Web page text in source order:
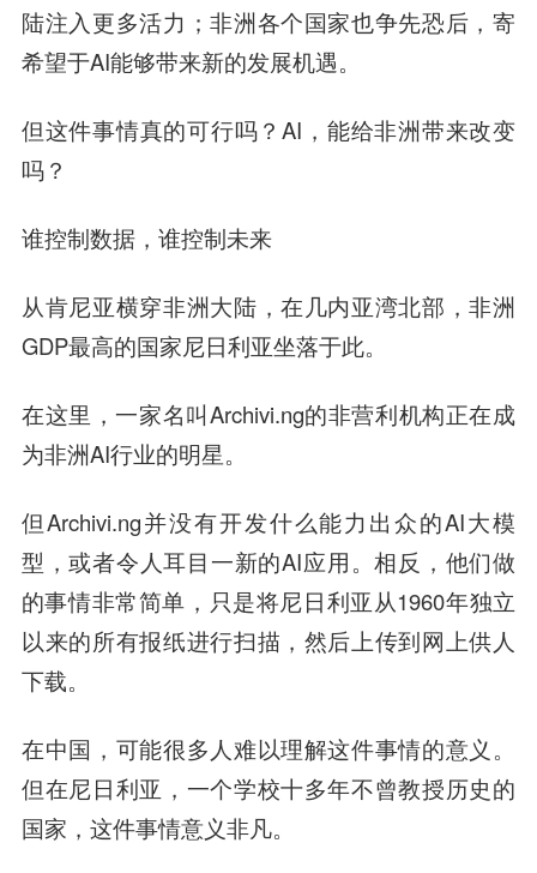
陆注入更多活力；非洲各个国家也争先恐后，寄
希望于AI能够带来新的发展机遇。
但这件事情真的可行吗？AI，能给非洲带来改变
吗？
谁控制数据，谁控制未来
从肯尼亚横穿非洲大陆，在几内亚湾北部，非洲
GDP最高的国家尼日利亚坐落于此。
在这里，一家名叫Archivi.ng的非营利机构正在成
为非洲AI行业的明星。
但Archivi.ng并没有开发什么能力出众的AI大模
型，或者令人耳目一新的AI应用。相反，他们做
的事情非常简单，只是将尼日利亚从1960年独立
以来的所有报纸进行扫描，然后上传到网上供人
下载。
在中国，可能很多人难以理解这件事情的意义。
但在尼日利亚，一个学校十多年不曾教授历史的
国家，这件事情意义非凡。